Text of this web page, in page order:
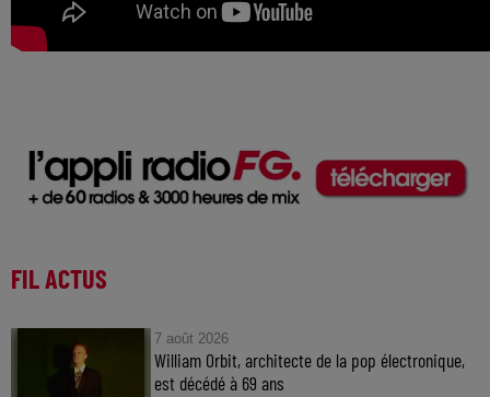
FIL ACTUS
7 août 2026
William Orbit, architecte de la pop électronique,
est décédé à 69 ans